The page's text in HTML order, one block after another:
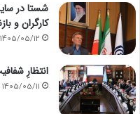
شستا در
کارگران و
1405/05/12
انتظارِ
1405/05/11